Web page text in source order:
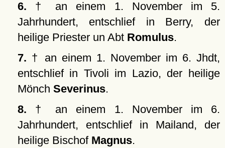
6. † an einem 1. November im 5.
Jahrhundert, entschlief in Berry, der
heilige Priester un Abt Romulus.
7. † an einem 1. November im 6. Jhdt,
entschlief in Tivoli im Lazio, der heilige
Mönch Severinus.
8. † an einem 1. November im 6.
Jahrhundert, entschlief in Mailand, der
heilige Bischof Magnus.